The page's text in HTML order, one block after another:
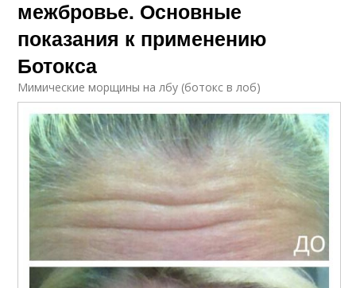
межбровье. Основные
показания к применению
Ботокса
Мимические морщины на лбу (ботокс в лоб)